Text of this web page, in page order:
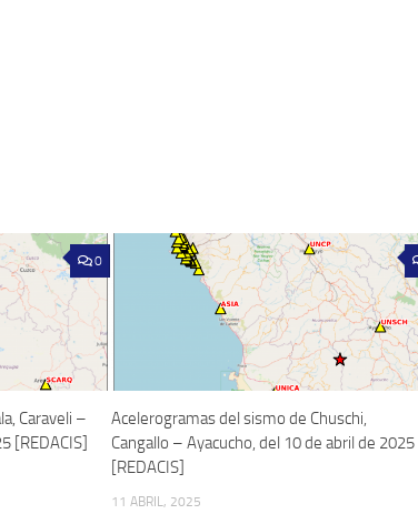
0
Caraveli –
[REDACIS]
Acelerogramas del sismo de Chuschi,
Cangallo – Ayacucho, del 10 de abril de 2025
[REDACIS]
11 ABRIL, 2025